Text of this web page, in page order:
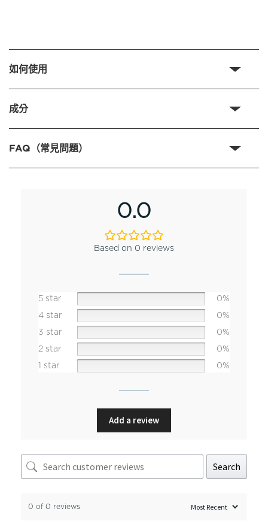
如何使用
成分
FAQ（常見問題）
0.0
Based on 0 reviews
5 star
0%
4 star
0%
3 star
0%
2 star
0%
1 star
0%
Add a review
Search
0 of 0 reviews